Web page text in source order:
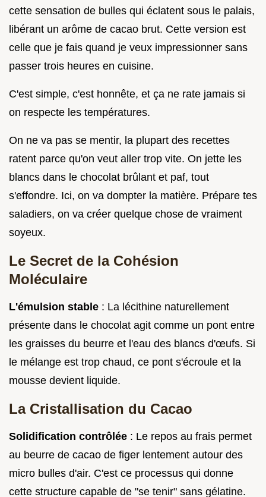
cette sensation de bulles qui éclatent sous le palais,
libérant un arôme de cacao brut. Cette version est
celle que je fais quand je veux impressionner sans
passer trois heures en cuisine.
C'est simple, c'est honnête, et ça ne rate jamais si
on respecte les températures.
On ne va pas se mentir, la plupart des recettes
ratent parce qu'on veut aller trop vite. On jette les
blancs dans le chocolat brûlant et paf, tout
s'effondre. Ici, on va dompter la matière. Prépare tes
saladiers, on va créer quelque chose de vraiment
soyeux.
Le Secret de la Cohésion
Moléculaire
L'émulsion stable : La lécithine naturellement
présente dans le chocolat agit comme un pont entre
les graisses du beurre et l'eau des blancs d'œufs. Si
le mélange est trop chaud, ce pont s'écroule et la
mousse devient liquide.
La Cristallisation du Cacao
Solidification contrôlée : Le repos au frais permet
au beurre de cacao de figer lentement autour des
micro bulles d'air. C'est ce processus qui donne
cette structure capable de "se tenir" sans gélatine.